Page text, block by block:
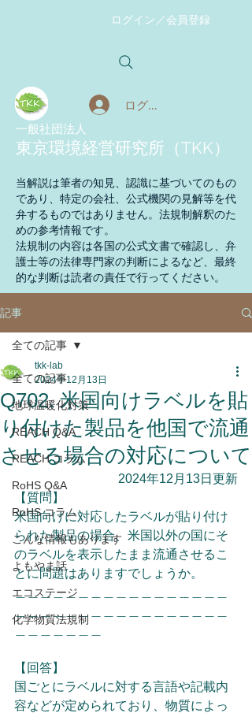
ログイン／会員登録
ログイン
​一般社団法人
東京環境経営研究所（TKK）
当解説は筆者の知見、認識に基づいてのもの
であり、特定の会社、公式機関の見解等を代
弁するものではありません。法規制解釈のた
めの参考情報です。
法規制の内容は各国の公式文書で確認し、弁
護士等の法律専門家の判断によるなど、最終
的な判断は読者の責任で行ってください。
記事
全ての記事
地球温暖化対策
REACH Q&A
REACH コラム
RoHS Q&A
RoHS コラム
こんな情報もあります
よもやま話
エコステージ
化学物質法規制
全ての記事
Q702. 米国向けラベルを貼
り付けた製品を他国で流通
させる場合の対応について
tkk-lab
2024年12月13日
2024年12月13日更新
【質問】
米国向けに対応したラベルが貼り付け
られた製品の場合、米国以外の国にそ
のラベルを表示したまま流通させるこ
とに問題はありますでしょうか。
＿＿＿＿＿＿＿＿＿＿＿＿＿＿＿＿＿
＿＿＿＿＿＿＿＿＿＿＿＿＿＿＿＿＿
＿＿＿＿＿＿＿
【回答】
国ごとにラベルに対する言語や記載内
容などが定められており、物質によっ